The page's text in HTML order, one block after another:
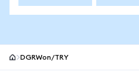
DGRWon/TRY